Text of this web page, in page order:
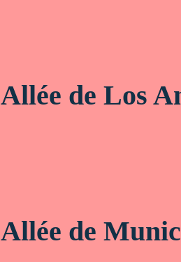
Allée de Los
Allée de